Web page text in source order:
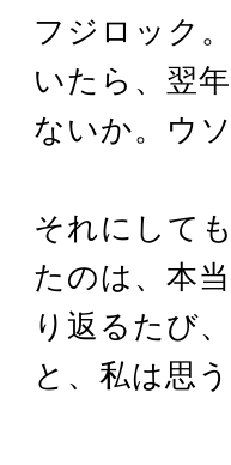
フジロック
いたら、翌
ないか。ウ
それにして
たのは、本
り返るたび
と、私は思う